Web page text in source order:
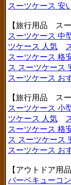
スーツケース 安
【旅行用品 ス
スーツケース 中
ツケース 人気
スーツケース 格
ス スーツケース
スーツケース お
【旅行用品 ス
スーツケース 小
ツケース 人気
スーツケース 格
ス スーツケース
スーツケース お
【アウトドア用
バーベキューコ